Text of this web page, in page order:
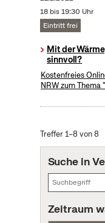
18 bis 19:30 Uhr
Eintritt frei
Mit der
sinnvoll?
Kostenfreies
NRW zum
Treffer 1–8 von 8
Suche in
Zeitraum